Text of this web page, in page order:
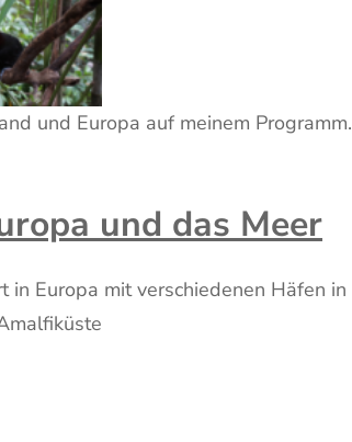
und Europa auf meinem Programm.
und das Meer
in Europa mit verschiedenen Häfen in